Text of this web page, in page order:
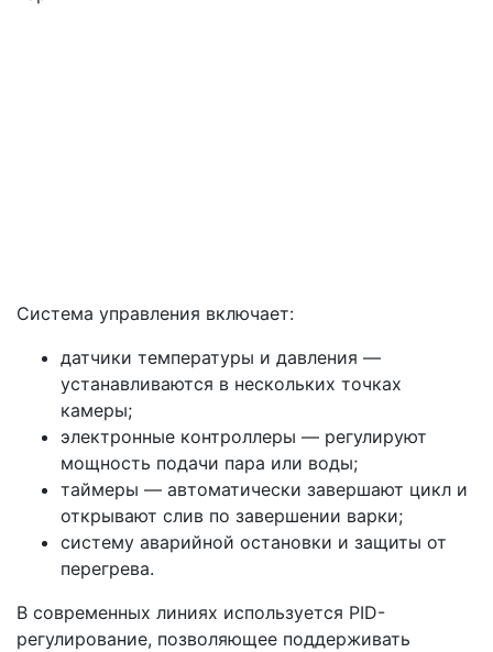
Система управления включает:
датчики температуры и давления —
устанавливаются в нескольких точках
камеры;
электронные контроллеры — регулируют
мощность подачи пара или воды;
таймеры — автоматически завершают цикл и
открывают слив по завершении варки;
систему аварийной остановки и защиты от
перегрева.
В современных линиях используется PID-
регулирование, позволяющее поддерживать